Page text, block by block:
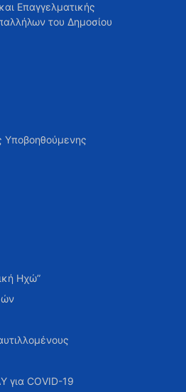
Επαγγελματικής
του Δημοσίου
Υποβοηθούμενης
Ηχώ”
για COVID-19